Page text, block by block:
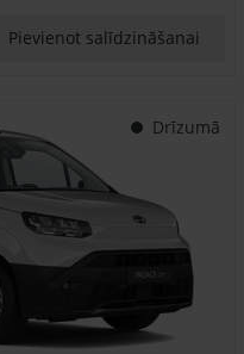
Pievienot salīdzināšanai
Drīzumā